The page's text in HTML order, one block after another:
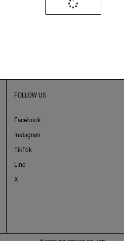
FOLLOW US
Facebook
Instagram
TikTok
Line
X